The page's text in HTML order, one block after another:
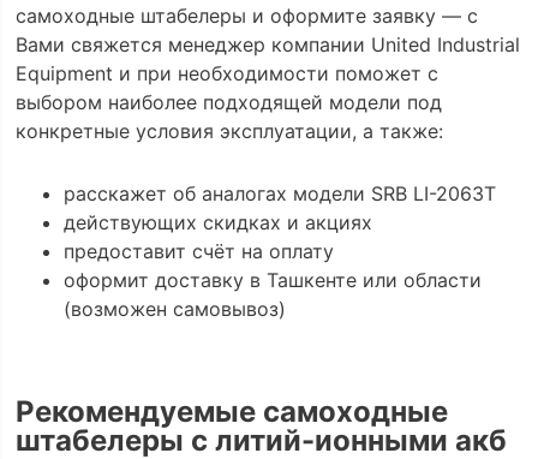
самоходные штабелеры и оформите заявку — с
Вами свяжется менеджер компании United Industrial
Equipment и при необходимости поможет с
выбором наиболее подходящей модели под
конкретные условия эксплуатации, а также:
расскажет об аналогах модели SRB LI-2063Т
действующих скидках и акциях
предоставит счёт на оплату
оформит доставку в Ташкенте или области
(возможен самовывоз)
Рекомендуемые самоходные
штабелеры с литий-ионными акб